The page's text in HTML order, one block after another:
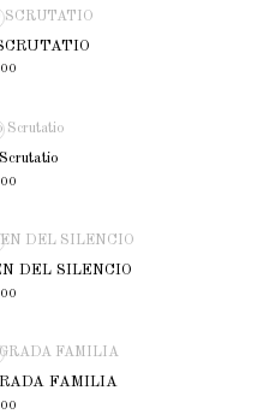
DEL SILENCIO
FAMILIA